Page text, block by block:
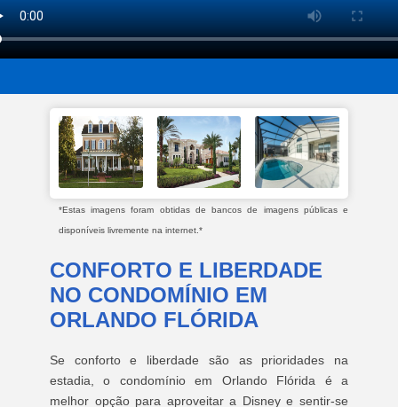
*Estas imagens foram obtidas de bancos de imagens públicas e
disponíveis livremente na internet.*
CONFORTO E LIBERDADE
NO CONDOMÍNIO EM
ORLANDO FLÓRIDA
Se conforto e liberdade são as prioridades na
estadia, o condomínio em Orlando Flórida é a
melhor opção para aproveitar a Disney e sentir-se